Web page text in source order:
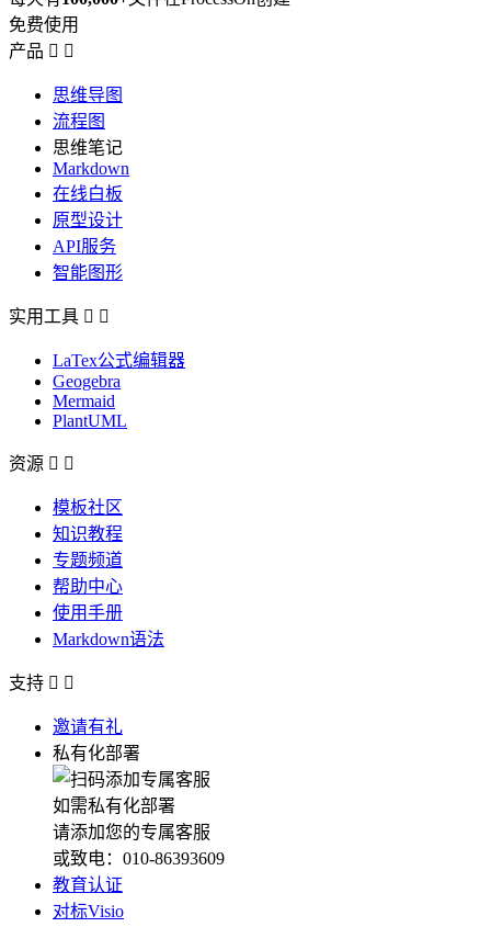
免费使用
产品  
思维导图
流程图
思维笔记
Markdown
在线白板
原型设计
API服务
智能图形
实用工具  
LaTex公式编辑器
Geogebra
Mermaid
PlantUML
资源  
模板社区
知识教程
专题频道
帮助中心
使用手册
Markdown语法
支持  
邀请有礼
私有化部署
如需私有化部署
请添加您的专属客服
或致电：010-86393609
教育认证
对标Visio